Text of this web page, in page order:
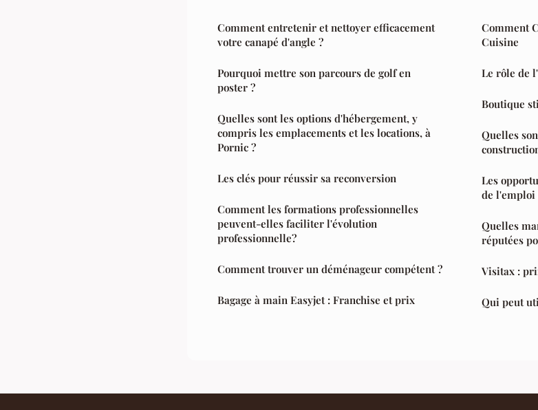
Comment entretenir et nettoyer efficacement
votre canapé d'angle ?
Pourquoi mettre son parcours de golf en
poster ?
Quelles sont les options d'hébergement, y
compris les emplacements et les locations, à
Pornic ?
Les clés pour réussir sa reconversion
Comment les formations professionnelles
peuvent-elles faciliter l'évolution
professionnelle?
Comment trouver un déménageur compétent ?
Bagage à main Easyjet : Franchise et prix
Comment
Cuisine
Le rôle de
Boutique
Quelles
Les
de
Quelles
réputées
Visitax :
Qui peut